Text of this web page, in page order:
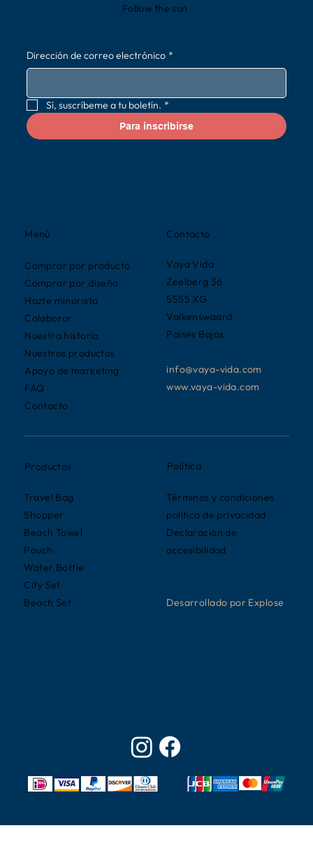
Contacto
Vaya Vida
Zeelberg 36
5555 XG
Valkenswaard
Países Bajos
info@vaya-vida.com
www.vaya-vida.com
Menú
Comprar por producto
Comprar por diseño
Hazte minorista
Colaborar
Nuestra historia
Nuestros productos
Apoyo de marketing
FAQ
Contacto
Productos
Travel Bag
Shopper
Beach Towel
Pouch
Water Bottle
City Set
Beach Set
Política
Términos y condiciones
política de privacidad
Declaración de
accesibilidad
Desarrollado por Explose
Follow the sun.
Dirección de correo electrónico *
Sí, suscríbeme a tu boletín. *
Para inscribirse